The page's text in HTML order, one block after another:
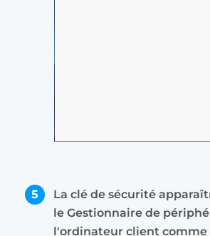
5
La clé de sécurité
le Gestionnaire de
l'ordinateur client comme